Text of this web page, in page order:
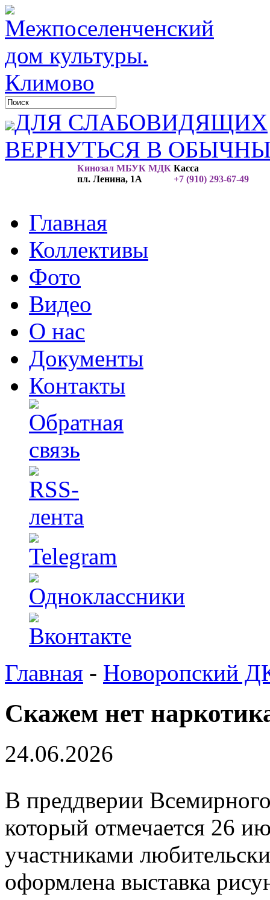
ДЛЯ СЛАБОВИДЯЩИХ
ВЕРНУТЬСЯ В
Кинозал МБУК МДК
пл. Ленина, 1А
Касса
+7 (910) 293-67-49
Главная
Коллективы
Фото
Видео
О нас
Документы
Контакты
Главная - Новоропский
Скажем нет
24.06.2026
В преддверии
который отмечается 26
участниками
оформлена выставка